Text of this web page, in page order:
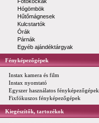
Hógömbök
Hűtőmágnesek
Kulcstartók
Órák
Párnák
Egyéb ajándéktárgyak
Fényképezőgépek
Instax kamera és film
Instax nyomtató
Egyszer használatos fényképezőgépek
Fixfókuszos fényképezőgépek
Kiegészítők, tartozékok